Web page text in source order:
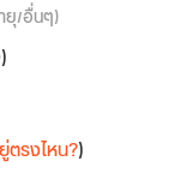
ยุ/อื่นๆ)
ตรงไหน?)